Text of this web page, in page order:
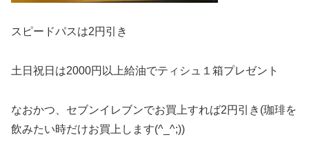
スピードパスは2円引き
土日祝日は2000円以上給油でティシュ１箱プレゼント
なおかつ、セブンイレブンでお買上すれば2円引き(珈琲を
飲みたい時だけお買上します(^_^;))